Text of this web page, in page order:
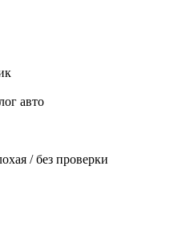
авто
/ без проверки